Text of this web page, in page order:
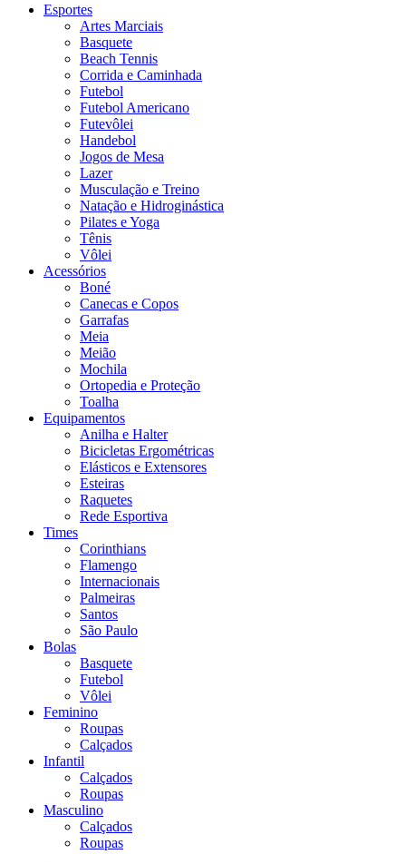
Esportes
Artes Marciais
Basquete
Beach Tennis
Corrida e Caminhada
Futebol
Futebol Americano
Futevôlei
Handebol
Jogos de Mesa
Lazer
Musculação e Treino
Natação e Hidroginástica
Pilates e Yoga
Tênis
Vôlei
Acessórios
Boné
Canecas e Copos
Garrafas
Meia
Meião
Mochila
Ortopedia e Proteção
Toalha
Equipamentos
Anilha e Halter
Bicicletas Ergométricas
Elásticos e Extensores
Esteiras
Raquetes
Rede Esportiva
Times
Corinthians
Flamengo
Internacionais
Palmeiras
Santos
São Paulo
Bolas
Basquete
Futebol
Vôlei
Feminino
Roupas
Calçados
Infantil
Calçados
Roupas
Masculino
Calçados
Roupas